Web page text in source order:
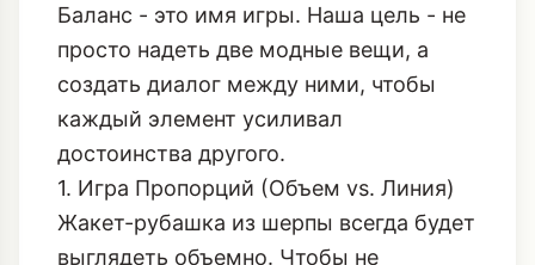
Баланс - это имя игры. Наша цель - не
просто надеть две модные вещи, а
создать диалог между ними, чтобы
каждый элемент усиливал
достоинства другого.
1. Игра Пропорций (Объем vs. Линия)
Жакет-рубашка из шерпы всегда будет
выглядеть объемно. Чтобы не